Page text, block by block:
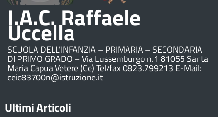
I.A.C. Raffaele
Uccella
SCUOLA DELL’INFANZIA – PRIMARIA – SECONDARIA
DI PRIMO GRADO – Via Lussemburgo n.1 81055 Santa
Maria Capua Vetere (Ce) Tel/fax 0823.799213 E-Mail:
ceic83700n@istruzione.it
Ultimi Articoli